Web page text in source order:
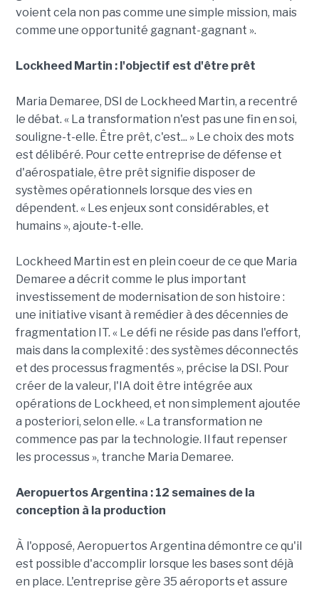
voient cela non pas comme une simple mission, mais
comme une opportunité gagnant-gagnant ».
Lockheed Martin : l'objectif est d'être prêt
Maria Demaree, DSI de Lockheed Martin, a recentré
le débat. « La transformation n'est pas une fin en soi,
souligne-t-elle. Être prêt, c'est... » Le choix des mots
est délibéré. Pour cette entreprise de défense et
d'aérospatiale, être prêt signifie disposer de
systèmes opérationnels lorsque des vies en
dépendent. « Les enjeux sont considérables, et
humains », ajoute-t-elle.
Lockheed Martin est en plein coeur de ce que Maria
Demaree a décrit comme le plus important
investissement de modernisation de son histoire :
une initiative visant à remédier à des décennies de
fragmentation IT. « Le défi ne réside pas dans l'effort,
mais dans la complexité : des systèmes déconnectés
et des processus fragmentés », précise la DSI. Pour
créer de la valeur, l'IA doit être intégrée aux
opérations de Lockheed, et non simplement ajoutée
a posteriori, selon elle. « La transformation ne
commence pas par la technologie. Il faut repenser
les processus », tranche Maria Demaree.
Aeropuertos Argentina : 12 semaines de la
conception à la production
À l'opposé, Aeropuertos Argentina démontre ce qu'il
est possible d'accomplir lorsque les bases sont déjà
en place. L'entreprise gère 35 aéroports et assure